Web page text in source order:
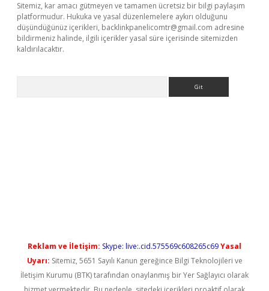
Sitemiz, kar amacı gütmeyen ve tamamen ücretsiz bir bilgi paylaşım
platformudur. Hukuka ve yasal düzenlemelere aykırı olduğunu
düşündüğünüz içerikleri, backlinkpanelicomtr@gmail.com adresine
bildirmeniz halinde, ilgili içerikler yasal süre içerisinde sitemizden
kaldırılacaktır.
Reklam ve İletişim: Skype: live:.cid.575569c608265c69Yasal
Uyarı: Sitemiz, 5651 Sayılı Kanun gereğince Bilgi Teknolojileri ve
İletişim Kurumu (BTK) tarafından onaylanmış bir Yer Sağlayıcı olarak